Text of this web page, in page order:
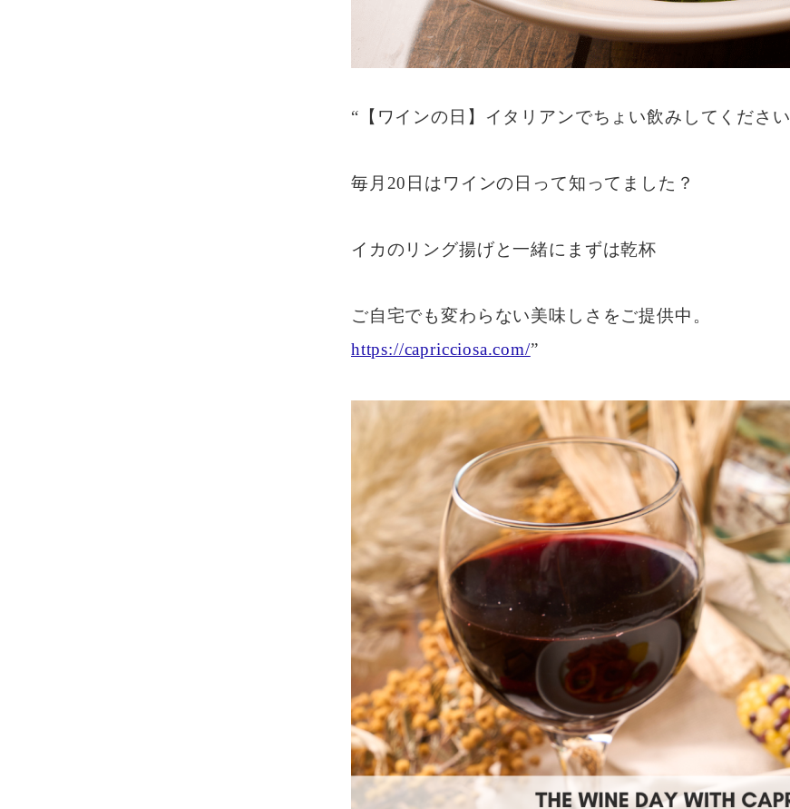
“【ワインの日】イタリアンでちょい飲みしてください
毎月20日はワインの日って知ってました？
イカのリング揚げと一緒にまずは乾杯
ご自宅でも変わらない美味しさをご提供中。
https://capricciosa.com/”